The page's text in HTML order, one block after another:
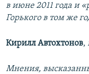
в июне 2011 года и
Горького в том же
Кирилл Автохтонов,
Мнения,